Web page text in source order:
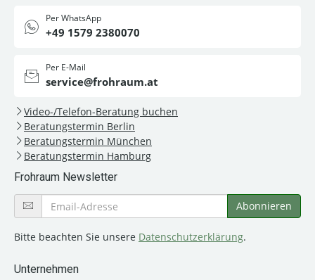
Per WhatsApp
+49 1579 2380070
Per E-Mail
service@frohraum.at
Video-/Telefon-Beratung buchen
Beratungstermin Berlin
Beratungstermin München
Beratungstermin Hamburg
Frohraum Newsletter
Bitte beachten Sie unsere Datenschutzerklärung.
Unternehmen